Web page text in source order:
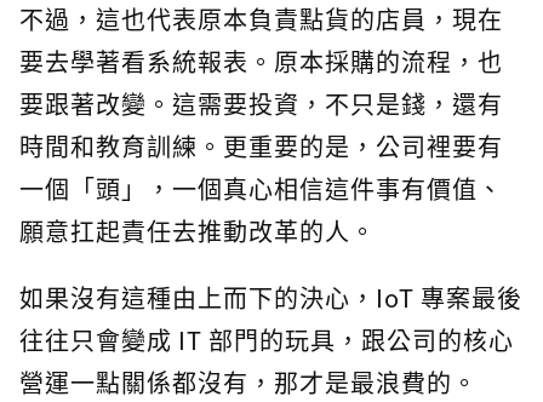
不過，這也代表原本負責點貨的店員，現在
要去學著看系統報表。原本採購的流程，也
要跟著改變。這需要投資，不只是錢，還有
時間和教育訓練。更重要的是，公司裡要有
一個「頭」，一個真心相信這件事有價值、
願意扛起責任去推動改革的人。
如果沒有這種由上而下的決心，IoT 專案最後
往往只會變成 IT 部門的玩具，跟公司的核心
營運一點關係都沒有，那才是最浪費的。